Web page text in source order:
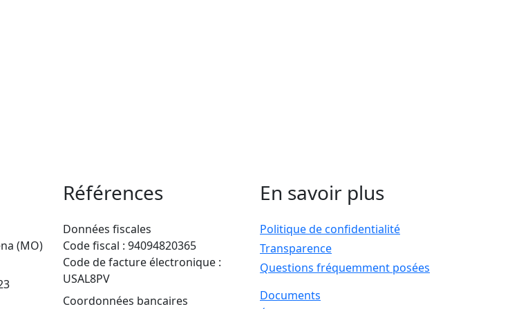
(MO)
Références
Données fiscales
Code fiscal : 94094820365
Code de facture électronique :
USAL8PV
Coordonnées bancaires
En savoir plus
Politique de confidentialité
Transparence
Questions fréquemment posées
Documents